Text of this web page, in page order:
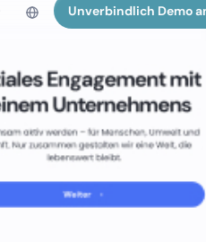
Unverbindlich Demo